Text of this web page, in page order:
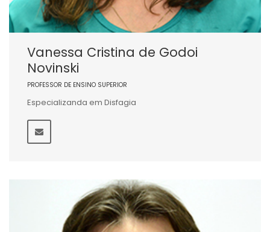
Vanessa Cristina de Godoi
Novinski
PROFESSOR DE ENSINO SUPERIOR
Especializanda em Disfagia